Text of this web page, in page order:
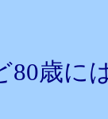
80歳に